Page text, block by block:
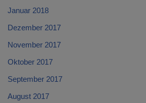
Januar 2018
Dezember 2017
November 2017
Oktober 2017
September 2017
August 2017